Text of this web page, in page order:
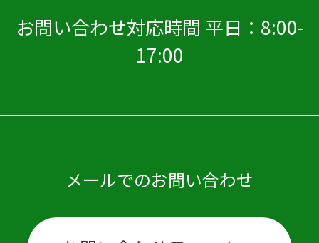
お問い合わせ対応時間 平日：8:00-
17:00
メールでのお問い合わせ